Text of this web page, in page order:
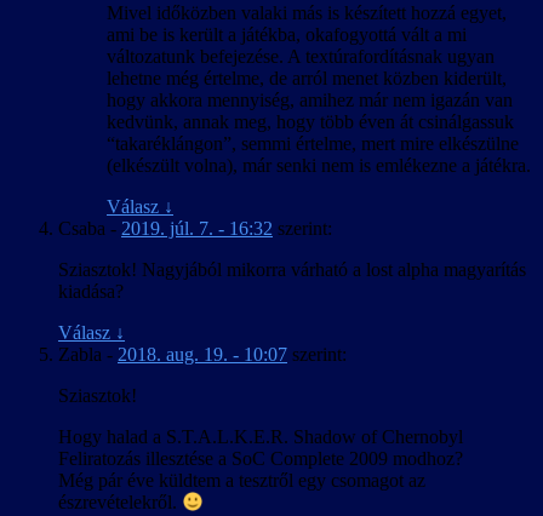
Mivel időközben valaki más is készített hozzá egyet,
ami be is került a játékba, okafogyottá vált a mi
változatunk befejezése. A textúrafordításnak ugyan
lehetne még értelme, de arról menet közben kiderült,
hogy akkora mennyiség, amihez már nem igazán van
kedvünk, annak meg, hogy több éven át csinálgassuk
“takaréklángon”, semmi értelme, mert mire elkészülne
(elkészült volna), már senki nem is emlékezne a játékra.
Válasz ↓
Csaba - 2019. júl. 7. - 16:32 szerint:
Sziasztok! Nagyjából mikorra várható a lost alpha magyarítás
kiadása?
Válasz ↓
Zabla - 2018. aug. 19. - 10:07 szerint:
Sziasztok!
Hogy halad a S.T.A.L.K.E.R. Shadow of Chernobyl
Feliratozás illesztése a SoC Complete 2009 modhoz?
Még pár éve küldtem a tesztről egy csomagot az
észrevételekről.